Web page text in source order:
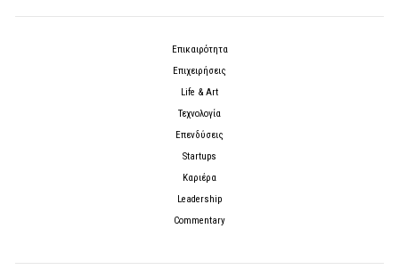
Επικαιρότητα
Επιχειρήσεις
Life & Art
Τεχνολογία
Επενδύσεις
Startups
Καριέρα
Leadership
Commentary